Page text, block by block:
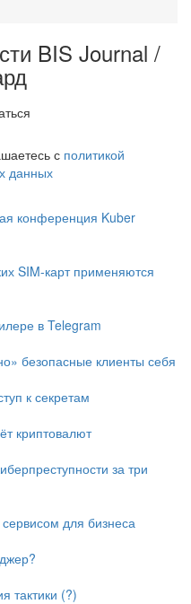
BIS Journal /
с политикой
данных
конференция Kuber
SIM-карт применяются
в Telegram
безопасные клиенты себя
к секретам
криптовалют
за три
сервисом для бизнеса
тактики (?)